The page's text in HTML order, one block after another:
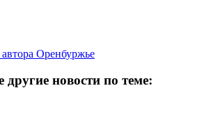
автора Оренбуржье
другие новости по теме: